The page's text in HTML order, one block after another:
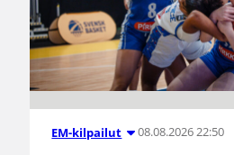
EM-kilpailut 08.08.2026 22:50